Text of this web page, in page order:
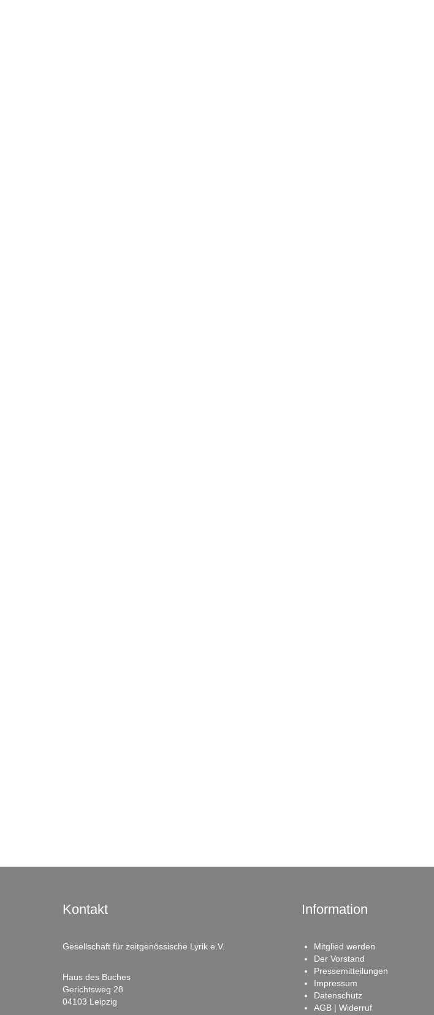
Kontakt
Gesellschaft für zeitgenössische Lyrik e.V.
Haus des Buches
Gerichtsweg 28
04103 Leipzig
Information
Mitglied werden
Der Vorstand
Pressemitteilungen
Impressum
Datenschutz
AGB | Widerruf